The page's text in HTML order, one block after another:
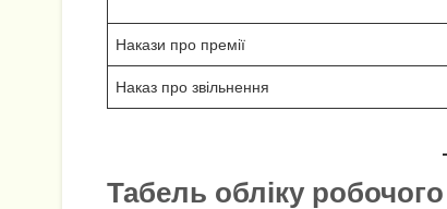
Накази про премії
Наказ про звільнення
Табель обліку